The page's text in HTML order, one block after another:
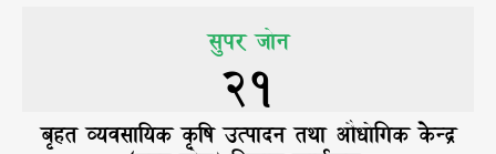
सुपर जोन
21
बृहत व्यवसायिक कृषि उत्पादन तथा औधोगिक केन्द्र